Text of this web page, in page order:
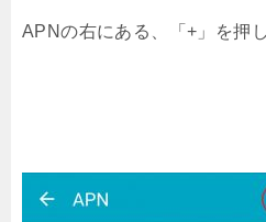
APNの右にある、「+」を押